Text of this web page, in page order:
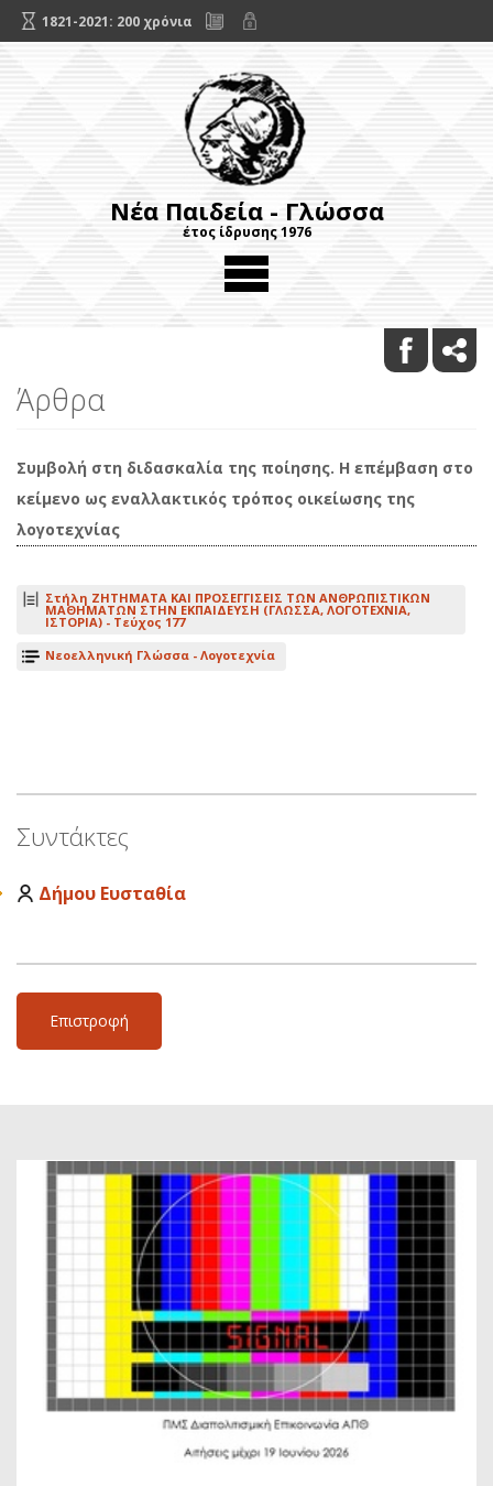
1821-2021: 200 χρόνια
Νέα Παιδεία - Γλώσσα
έτος ίδρυσης 1976
Άρθρα
Συμβολή στη διδασκαλία της ποίησης. Η επέμβαση στο
κείμενο ως εναλλακτικός τρόπος οικείωσης της
λογοτεχνίας
Στήλη ΖΗΤΗΜΑΤΑ ΚΑΙ ΠΡΟΣΕΓΓΙΣΕΙΣ ΤΩΝ ΑΝΘΡΩΠΙΣΤΙΚΩΝ
ΜΑΘΗΜΑΤΩΝ ΣΤΗΝ ΕΚΠΑΙΔΕΥΣΗ (ΓΛΩΣΣΑ, ΛΟΓΟΤΕΧΝΙΑ,
ΙΣΤΟΡΙΑ) - Τεύχος 177
Νεοελληνική Γλώσσα - Λογοτεχνία
Συντάκτες
Δήμου Ευσταθία
Επιστροφή